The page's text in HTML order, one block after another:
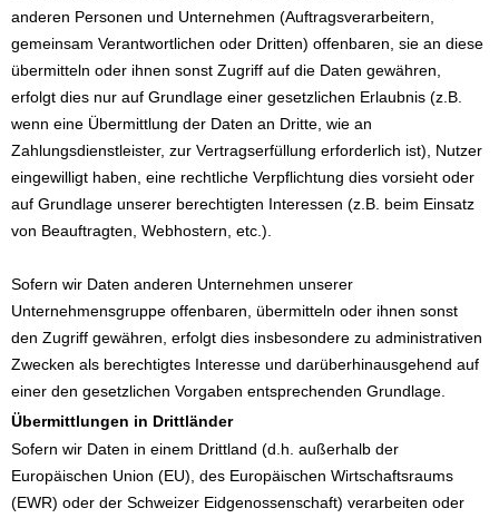
anderen Personen und Unternehmen (Auftragsverarbeitern,
gemeinsam Verantwortlichen oder Dritten) offenbaren, sie an diese
übermitteln oder ihnen sonst Zugriff auf die Daten gewähren,
erfolgt dies nur auf Grundlage einer gesetzlichen Erlaubnis (z.B.
wenn eine Übermittlung der Daten an Dritte, wie an
Zahlungsdienstleister, zur Vertragserfüllung erforderlich ist), Nutzer
eingewilligt haben, eine rechtliche Verpflichtung dies vorsieht oder
auf Grundlage unserer berechtigten Interessen (z.B. beim Einsatz
von Beauftragten, Webhostern, etc.).
Sofern wir Daten anderen Unternehmen unserer
Unternehmensgruppe offenbaren, übermitteln oder ihnen sonst
den Zugriff gewähren, erfolgt dies insbesondere zu administrativen
Zwecken als berechtigtes Interesse und darüberhinausgehend auf
einer den gesetzlichen Vorgaben entsprechenden Grundlage.
Übermittlungen in Drittländer
Sofern wir Daten in einem Drittland (d.h. außerhalb der
Europäischen Union (EU), des Europäischen Wirtschaftsraums
(EWR) oder der Schweizer Eidgenossenschaft) verarbeiten oder